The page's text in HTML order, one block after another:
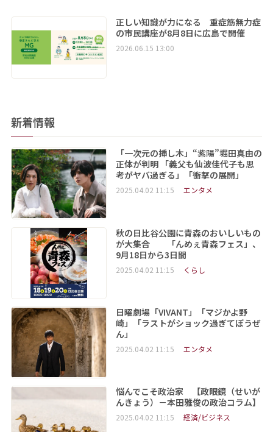
正しい知識が力になる 重症筋無力症
の市民講座が8月8日に広島で開催
2026.06.15 13:00
新着情報
「一次元の挿し木」“紫陽”堀田真由の
正体が判明 「義父も仙波佳代子も思
考がヤバ過ぎる」「衝撃の展開」
2025.04.02 11:15 エンタメ
秋の日比谷公園に青森のおいしいもの
が大集合 「んめぇ青森フェス」、
9月18日から3日間
2025.04.02 11:15 くらし
日曜劇場「VIVANT」「マジかよ野
崎」「ラストがショック過ぎてぼうぜ
ん」
2025.04.02 11:15 エンタメ
悩んでこそ政治家 【政眼鏡（せいが
んきょう）－本田雅俊の政治コラム】
2025.04.02 11:15 経済/ビジネス